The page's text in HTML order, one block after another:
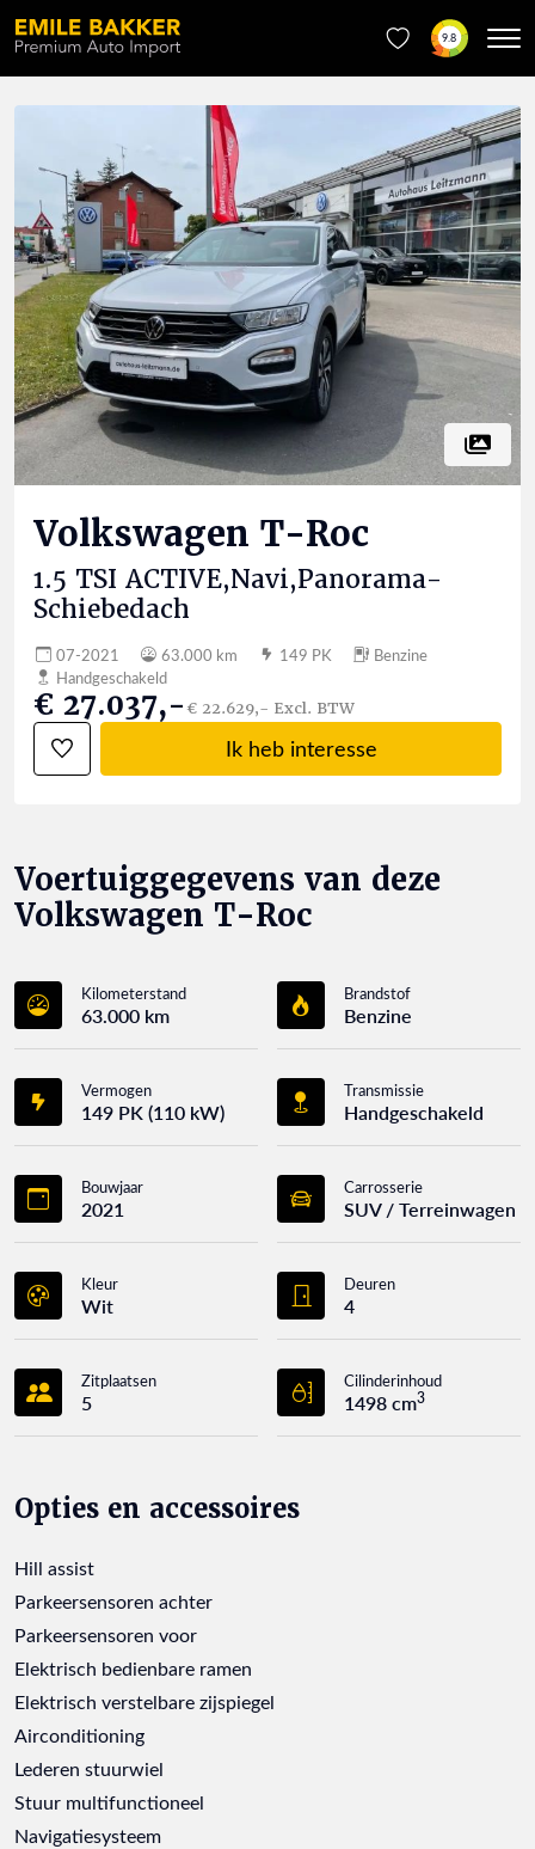
9.8
Volkswagen T-Roc
1.5 TSI ACTIVE,Navi,Panorama-
Schiebedach
07-2021 63.000 km 149 PK
Benzine
Handgeschakeld
€ 27.037,-€ 22.629,- Excl. BTW
Ik heb interesse
Voertuiggegevens van deze
Volkswagen T-Roc
Kilometerstand
63.000 km
Brandstof
Benzine
Vermogen
149 PK (110 kW)
Transmissie
Handgeschakeld
Bouwjaar
2021
Carrosserie
SUV / Terreinwagen
Kleur
Wit
Deuren
4
Zitplaatsen
5
Cilinderinhoud
1498 cm3
Opties en accessoires
Hill assist
Parkeersensoren achter
Parkeersensoren voor
Elektrisch bedienbare ramen
Elektrisch verstelbare zijspiegel
Airconditioning
Lederen stuurwiel
Stuur multifunctioneel
Navigatiesysteem